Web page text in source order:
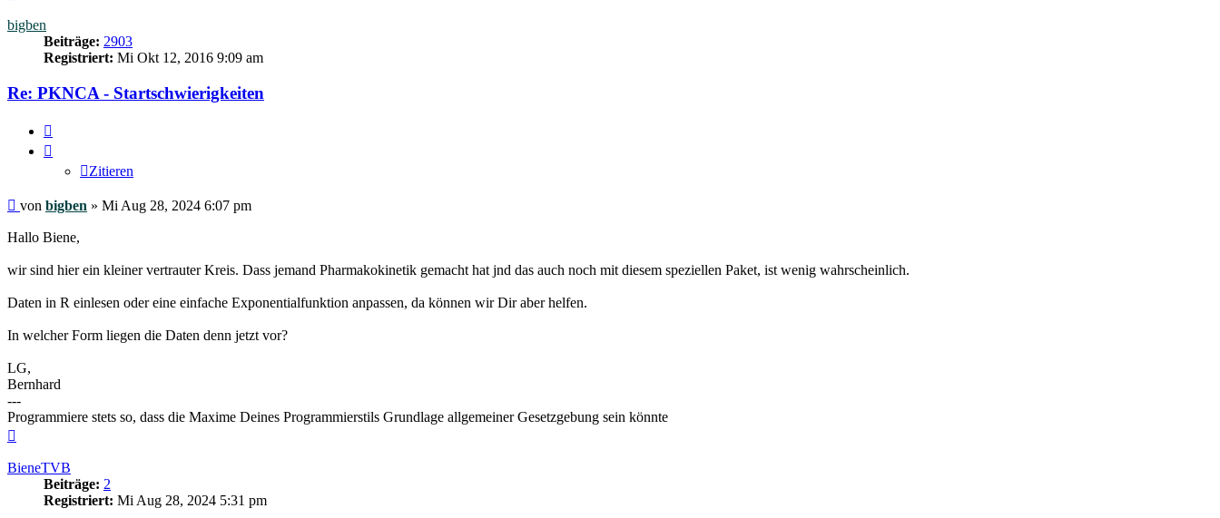
bigben
Beiträge: 2903
Registriert: Mi Okt 12, 2016 9:09 am
Re: PKNCA - Startschwierigkeiten
Zitieren
Beitrag
von bigben » Mi Aug 28, 2024 6:07 pm
Hallo Biene,
wir sind hier ein kleiner vertrauter Kreis. Dass jemand Pharmakokinetik gemacht hat jnd das auch noch mit diesem speziellen Paket, ist wenig wahrscheinlich.
Daten in R einlesen oder eine einfache Exponentialfunktion anpassen, da können wir Dir aber helfen.
In welcher Form liegen die Daten denn jetzt vor?
LG,
Bernhard
---
Programmiere stets so, dass die Maxime Deines Programmierstils Grundlage allgemeiner Gesetzgebung sein könnte
BieneTVB
Beiträge: 2
Registriert: Mi Aug 28, 2024 5:31 pm